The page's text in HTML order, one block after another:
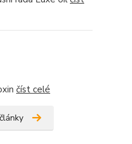
číst celé